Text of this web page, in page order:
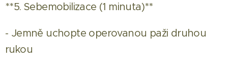
**5. Sebemobilizace (1 minuta)**
- Jemně uchopte operovanou paži druhou
rukou